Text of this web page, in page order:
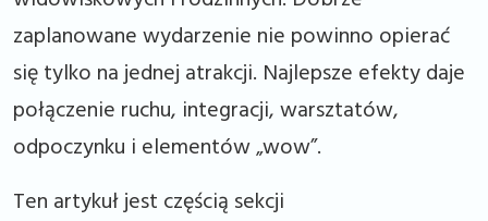
zaplanowane wydarzenie nie powinno opierać
się tylko na jednej atrakcji. Najlepsze efekty daje
połączenie ruchu, integracji, warsztatów,
odpoczynku i elementów „wow”.
Ten artykuł jest częścią sekcji